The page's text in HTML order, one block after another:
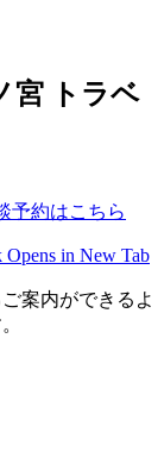
宮 トラベ
予約はこちら
Opens in New Tab
案内ができるよ